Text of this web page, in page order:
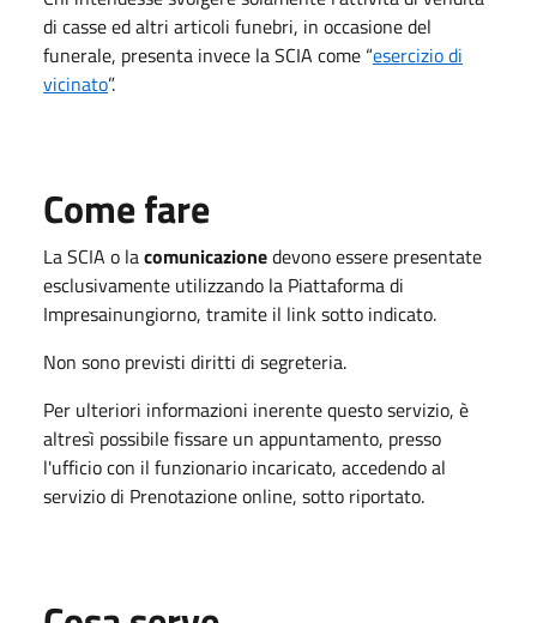
di casse ed altri articoli funebri, in occasione del
funerale, presenta invece la SCIA come “esercizio di
vicinato”.
Come fare
La SCIA o lacomunicazionedevono essere presentate
esclusivamente utilizzando la Piattaforma di
Impresainungiorno, tramite il link sotto indicato.
Non sono previsti diritti di segreteria.
Per ulteriori informazioni inerente questo servizio, è
altresì possibile fissare un appuntamento, presso
l'ufficio con il funzionario incaricato, accedendo al
servizio di Prenotazione online, sotto riportato.